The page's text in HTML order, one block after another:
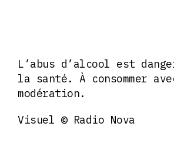
L’abus d’alcool est
la santé. À consommer
modération.
Visuel © Radio Nova